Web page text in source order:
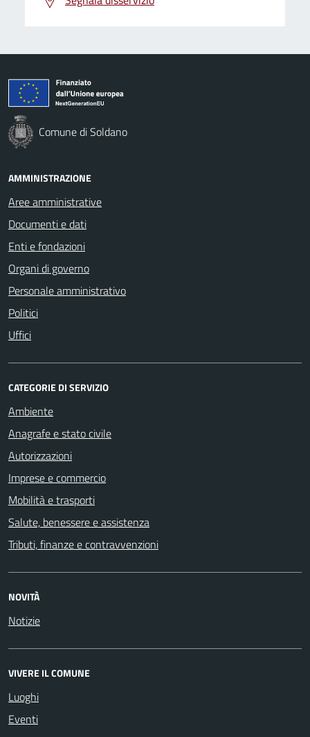
Comune di Soldano
AMMINISTRAZIONE
Aree amministrative
Documenti e dati
Enti e fondazioni
Organi di governo
Personale amministrativo
Politici
Uffici
CATEGORIE DI SERVIZIO
Ambiente
Anagrafe e stato civile
Autorizzazioni
Imprese e commercio
Mobilità e trasporti
Salute, benessere e assistenza
Tributi, finanze e contravvenzioni
NOVITÀ
Notizie
VIVERE IL COMUNE
Luoghi
Eventi